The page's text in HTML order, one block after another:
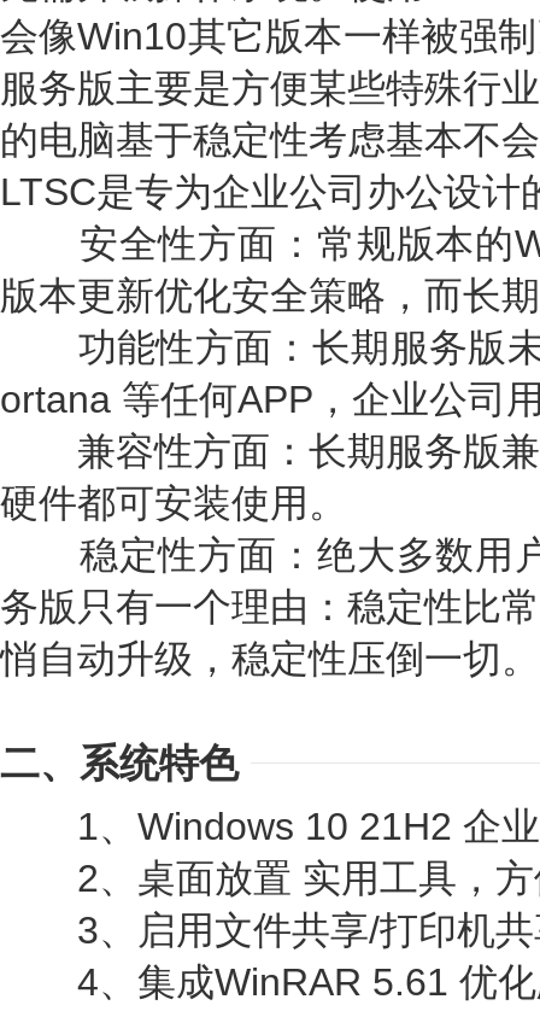
会像Win10其它版本一样被强
服务版主要是方便某些特殊行
的电脑基于稳定性考虑基本不
LTSC是专为企业公司办公设
安全性方面：常规版本的
版本更新优化安全策略，而长
功能性方面：长期服务版未
ortana 等任何APP，企业公司
兼容性方面：长期服务版兼
硬件都可安装使用。
稳定性方面：绝大多数用
务版只有一个理由：稳定性比
悄自动升级，稳定性压倒一切。
二、系统特色
1、Windows 10 21H2 企业
2、桌面放置 实用工具，方
3、启用文件共享/打印机共
4、集成WinRAR 5.61 优化